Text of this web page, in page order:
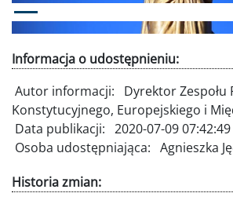
Informacja o udostępnieniu:
Autor informacji:
Dyrektor Zespołu
Konstytucyjnego, Europejskiego i
Data publikacji: 2020-07-09 07:42:49
Osoba udostępniająca: Agnieszka
Historia zmian: